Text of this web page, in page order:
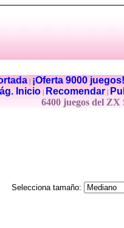
| ¡Oferta 9000 juegos!
Inicio Recomendar
6400 juegos del
Selecciona tamaño: